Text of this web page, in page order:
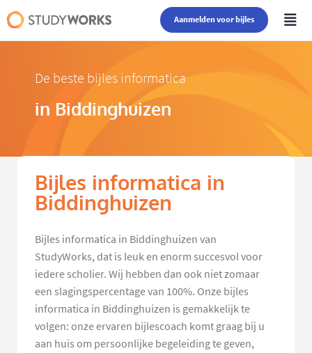
Aanmelden voor bijles
De beste bijles informatica
in Biddinghuizen
Bijles informatica in
Biddinghuizen
Bijles informatica in Biddinghuizen van
StudyWorks, dat is leuk en enorm succesvol voor
iedere scholier. Wij hebben dan ook niet zomaar
een slagingspercentage van 100%. Onze bijles
informatica in Biddinghuizen is gemakkelijk te
volgen: onze ervaren bijlescoach komt graag bij u
aan huis om persoonlijke begeleiding te geven,